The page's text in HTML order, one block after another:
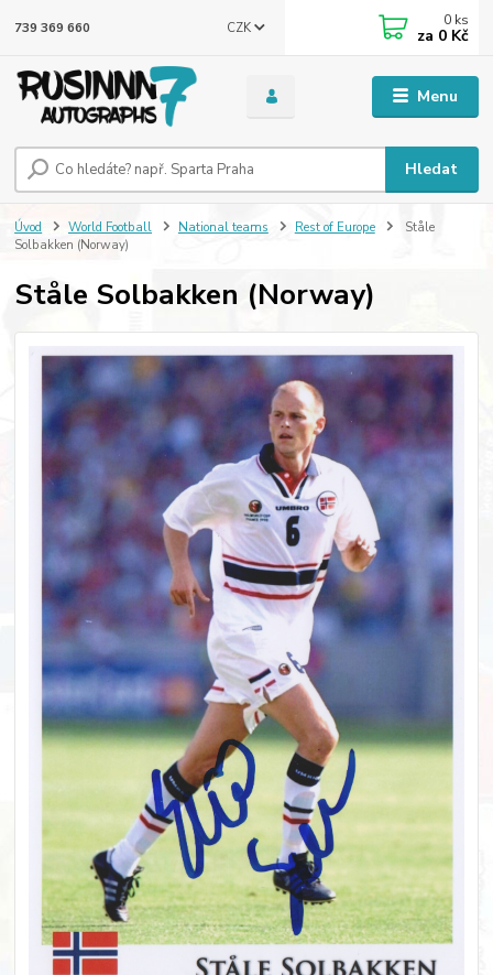
Menu
CZK
Hledat
739 369 660 0 ks
za 0 Kč
Úvod World Football National teams Rest of Europe
Ståle
Solbakken (Norway)
Ståle Solbakken (Norway)